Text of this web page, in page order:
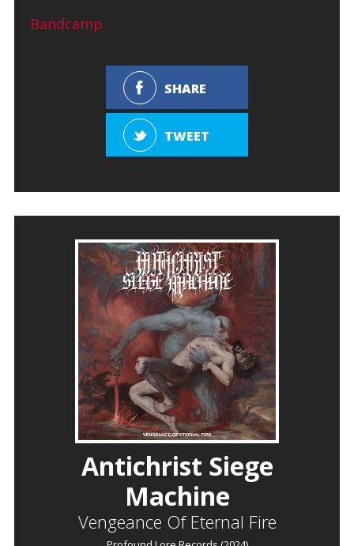
Bandcamp
SHARE
TWEET
Antichrist Siege
Machine
Vengeance Of Eternal Fire